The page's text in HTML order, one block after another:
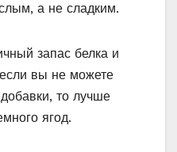
а не сладким.
запас белка и
вы не можете
то лучше
ягод.